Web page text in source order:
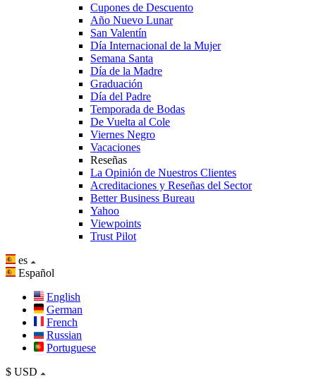
Cupones de Descuento
Año Nuevo Lunar
San Valentín
Día Internacional de la Mujer
Semana Santa
Día de la Madre
Graduación
Día del Padre
Temporada de Bodas
De Vuelta al Cole
Viernes Negro
Vacaciones
Reseñas
La Opinión de Nuestros Clientes
Acreditaciones y Reseñas del Sector
Better Business Bureau
Yahoo
Viewpoints
Trust Pilot
es
Español
English
German
French
Russian
Portuguese
$ USD